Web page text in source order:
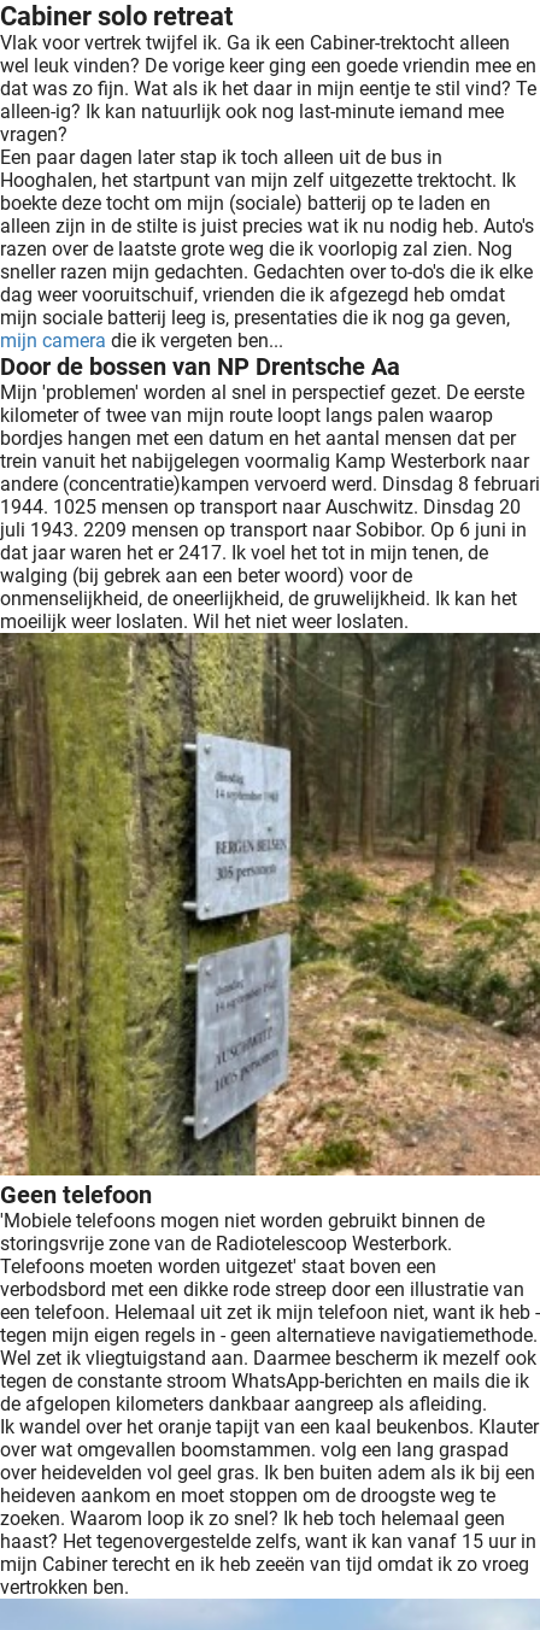
Cabiner solo retreat
Vlak voor vertrek twijfel ik. Ga ik een Cabiner-trektocht alleen
wel leuk vinden? De vorige keer ging een goede vriendin mee en
dat was zo fijn. Wat als ik het daar in mijn eentje te stil vind? Te
alleen-ig? Ik kan natuurlijk ook nog last-minute iemand mee
vragen?
Een paar dagen later stap ik toch alleen uit de bus in
Hooghalen, het startpunt van mijn zelf uitgezette trektocht. Ik
boekte deze tocht om mijn (sociale) batterij op te laden en
alleen zijn in de stilte is juist precies wat ik nu nodig heb. Auto's
razen over de laatste grote weg die ik voorlopig zal zien. Nog
sneller razen mijn gedachten. Gedachten over to-do's die ik elke
dag weer vooruitschuif, vrienden die ik afgezegd heb omdat
mijn sociale batterij leeg is, presentaties die ik nog ga geven,
mijn camera die ik vergeten ben...
Door de bossen van NP Drentsche Aa
Mijn 'problemen' worden al snel in perspectief gezet. De eerste
kilometer of twee van mijn route loopt langs palen waarop
bordjes hangen met een datum en het aantal mensen dat per
trein vanuit het nabijgelegen voormalig Kamp Westerbork naar
andere (concentratie)kampen vervoerd werd. Dinsdag 8 februari
1944. 1025 mensen op transport naar Auschwitz. Dinsdag 20
juli 1943. 2209 mensen op transport naar Sobibor. Op 6 juni in
dat jaar waren het er 2417. Ik voel het tot in mijn tenen, de
walging (bij gebrek aan een beter woord) voor de
onmenselijkheid, de oneerlijkheid, de gruwelijkheid. Ik kan het
moeilijk weer loslaten. Wil het niet weer loslaten.
Geen telefoon
'Mobiele telefoons mogen niet worden gebruikt binnen de
storingsvrije zone van de Radiotelescoop Westerbork.
Telefoons moeten worden uitgezet' staat boven een
verbodsbord met een dikke rode streep door een illustratie van
een telefoon. Helemaal uit zet ik mijn telefoon niet, want ik heb -
tegen mijn eigen regels in - geen alternatieve navigatiemethode.
Wel zet ik vliegtuigstand aan. Daarmee bescherm ik mezelf ook
tegen de constante stroom WhatsApp-berichten en mails die ik
de afgelopen kilometers dankbaar aangreep als afleiding.
Ik wandel over het oranje tapijt van een kaal beukenbos. Klauter
over wat omgevallen boomstammen. volg een lang graspad
over heidevelden vol geel gras. Ik ben buiten adem als ik bij een
heideven aankom en moet stoppen om de droogste weg te
zoeken. Waarom loop ik zo snel? Ik heb toch helemaal geen
haast? Het tegenovergestelde zelfs, want ik kan vanaf 15 uur in
mijn Cabiner terecht en ik heb zeeën van tijd omdat ik zo vroeg
vertrokken ben.